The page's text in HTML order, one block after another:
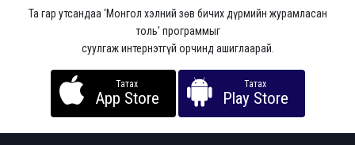
Та гар утсандаа ‘Монгол хэлний зөв бичих дүрмийн журамласан
толь’ программыг
суулгаж интернэтгүй орчинд ашиглаарай.
Татах
App Store
Татах
Play Store